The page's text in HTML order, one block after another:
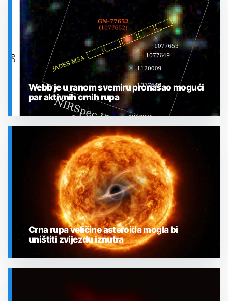
Webb je u ranom svemiru pronašao mogući
par aktivnih crnih rupa
Crna rupa veličine asteroida mogla bi
uništiti zvijezdu iznutra